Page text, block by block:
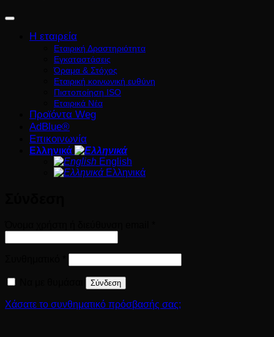
Η εταιρεία
Εταιρική Δραστηριότητα
Εγκαταστάσεις
Όραμα & Στόχος
Εταιρική κοινωνική ευθύνη
Πιστοποίηση ISO
Εταιρικά Νέα
Προϊόντα Weg
AdBlue®
Επικοινωνία
Ελληνικά
English
Ελληνικά
Σύνδεση
Χάσατε το συνθηματικό πρόσβασής σας;